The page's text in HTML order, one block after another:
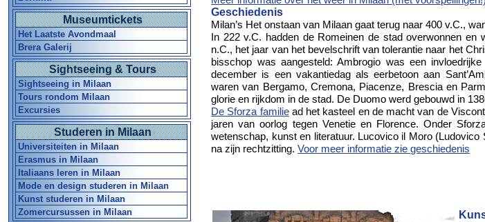
Museumtickets
Het Laatste Avondmaal
Brera Galerij
Sightseeing & Tours
Sightseeing in Milaan
Tours rondom Milaan
Excursies
Studeren in Milaan
Universiteiten in Milaan
Erasmus in Milaan
Italiaans leren in Milaan
Mode en design studeren in Milaan
Kunst studeren in Milaan
Zomercursussen in Milaan
Geschiedenis
Milan’s Het onstaan van Milaan gaat terug naar 400 v.C.,
In 222 v.C. hadden de Romeinen de stad overwonnen
n.C., het jaar van het bevelschrift van tolerantie naar het
bisschop was aangesteld: Ambrogio was een
december is een vakantiedag als eerbetoon aan
waren van Bergamo, Cremona, Piacenze, Brescia en
glorie en rijkdom in de stad. De Duomo werd gebouwd in
De Sforza familiead het kasteel en de macht van de
jaren van oorlog tegen Venetie en Florence. Onder
wetenschap, kunst en literatuur. Lucovico il Moro (Ludovico
na zijn rechtzitting.Voor meer informatie zie geschiedenis